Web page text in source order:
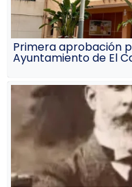
Primera aprobación
Ayuntamiento de El